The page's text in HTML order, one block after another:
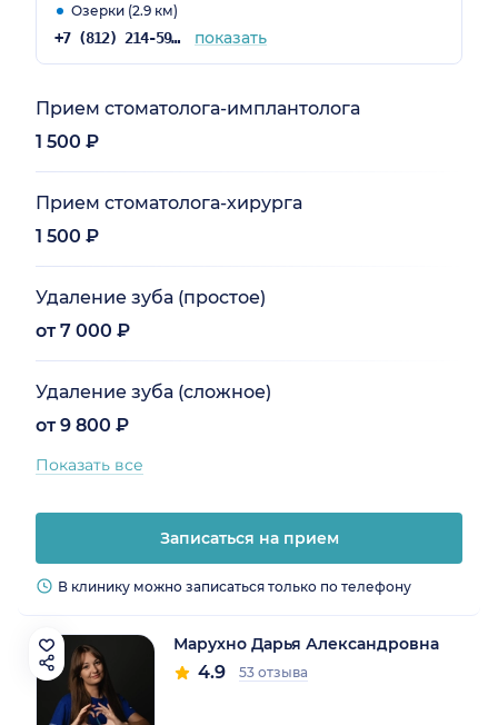
Озерки (2.9 км)
+7 (812) 214-59-31 показать
Прием стоматолога-имплантолога
1 500 ₽
Прием стоматолога-хирурга
1 500 ₽
Удаление зуба (простое)
от 7 000 ₽
Удаление зуба (сложное)
от 9 800 ₽
Показать все
Записаться на прием
В клинику можно записаться только по телефону
Марухно Дарья Александровна
4.9 53 отзыва